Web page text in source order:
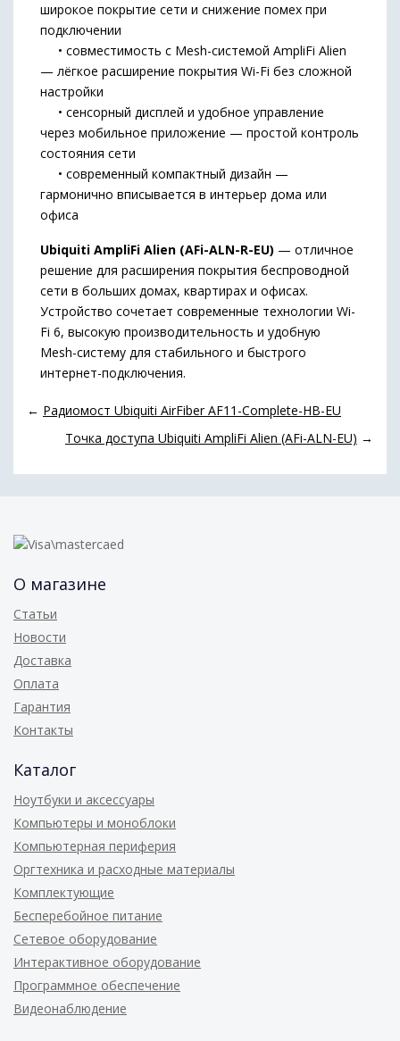
широкое покрытие сети и снижение помех при
подключении
• совместимость с Mesh-системой AmpliFi Alien
— лёгкое расширение покрытия Wi-Fi без сложной
настройки
• сенсорный дисплей и удобное управление
через мобильное приложение — простой контроль
состояния сети
• современный компактный дизайн —
гармонично вписывается в интерьер дома или
офиса
Ubiquiti AmpliFi Alien (AFi-ALN-R-EU) — отличное
решение для расширения покрытия беспроводной
сети в больших домах, квартирах и офисах.
Устройство сочетает современные технологии Wi-
Fi 6, высокую производительность и удобную
Mesh-систему для стабильного и быстрого
интернет-подключения.
← Радиомост Ubiquiti AirFiber AF11-Complete-HB-EU
Точка доступа Ubiquiti AmpliFi Alien (AFi-ALN-EU) →
О магазине
Статьи
Новости
Доставка
Оплата
Гарантия
Контакты
Каталог
Ноутбуки и аксессуары
Компьютеры и моноблоки
Компьютерная периферия
Оргтехника и расходные материалы
Комплектующие
Бесперебойное питание
Сетевое оборудование
Интерактивное оборудование
Программное обеспечение
Видеонаблюдение